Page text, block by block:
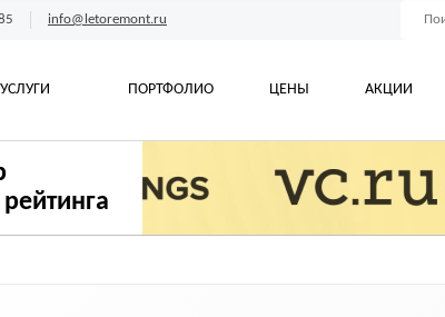
info@letoremont.ru
УСЛУГИ ПОРТФОЛИО ЦЕНЫ АКЦИИ